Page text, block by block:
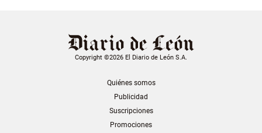
Copyright ©2026 El Diario de León S.A.
Quiénes somos
Publicidad
Suscripciones
Promociones